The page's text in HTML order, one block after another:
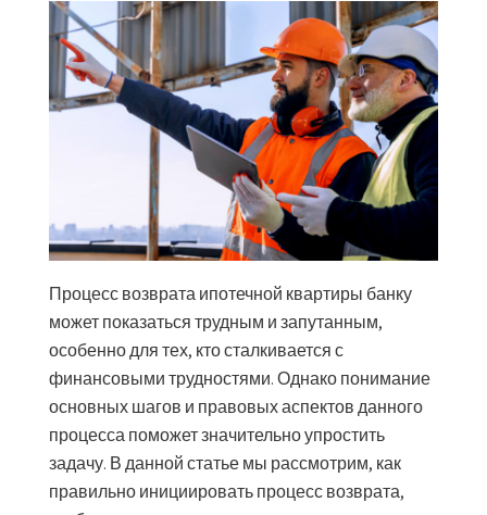
Процесс возврата ипотечной квартиры банку
может показаться трудным и запутанным,
особенно для тех, кто сталкивается с
финансовыми трудностями. Однако понимание
основных шагов и правовых аспектов данного
процесса поможет значительно упростить
задачу. В данной статье мы рассмотрим, как
правильно инициировать процесс возврата,